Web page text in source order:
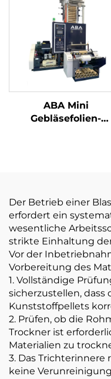
ABA Mini
Gebläsefolien-
Der Betrieb einer
erfordert ein
wesentliche
strikte Einhaltung
Vor der
Vorbereitung des
1. Vollständige
sicherzustellen, dass
Kunststoffpellets
2. Prüfen, ob die
Trockner ist
Materialien zu
3. Das
keine